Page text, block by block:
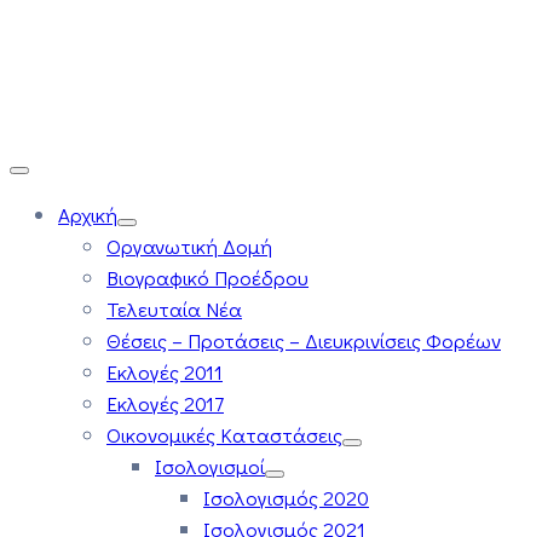
Αρχική
Οργανωτική Δομή
Βιογραφικό Προέδρου
Τελευταία Νέα
Θέσεις – Προτάσεις – Διευκρινίσεις Φορέων
Εκλογές 2011
Εκλογές 2017
Οικονομικές Καταστάσεις
Ισολογισμοί
Ισολογισμός 2020
Ισολογισμός 2021